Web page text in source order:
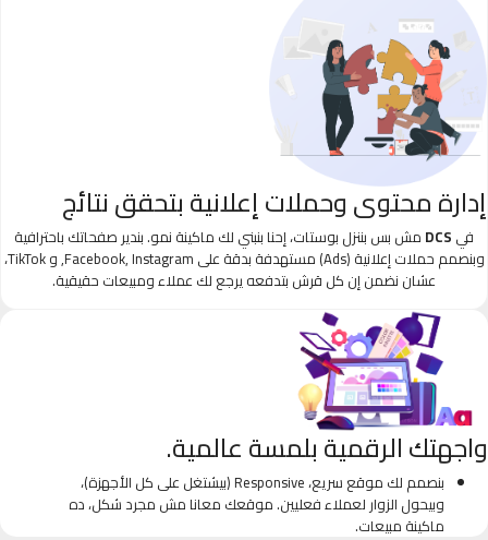
إدارة محتوى وحملات إعلانية بتحقق نتائج
في DCS مش بس بننزل بوستات، إحنا بنبني لك ماكينة نمو. بندير صفحاتك باحترافية
وبنصمم حملات إعلانية (Ads) مستهدفة بدقة على Facebook, Instagram, و TikTok،
عشان نضمن إن كل قرش بتدفعه يرجع لك عملاء ومبيعات حقيقية.
واجهتك الرقمية بلمسة عالمية.
بنصمم لك موقع سريع، Responsive (بيشتغل على كل الأجهزة)،
وبيحول الزوار لعملاء فعليين. موقعك معانا مش مجرد شكل، ده
ماكينة مبيعات.